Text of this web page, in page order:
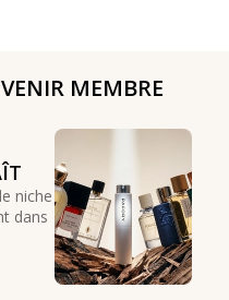
MEMBRE
niche
dans